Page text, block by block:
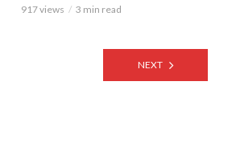
917 views 3 min read
NEXT